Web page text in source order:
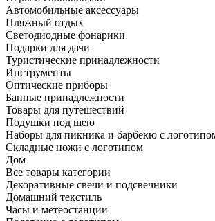
Автомобильные аксессуары
Пляжный отдых
Светодиодные фонарики
Подарки для дачи
Туристические принадлежности
Инструменты
Оптические приборы
Банные принадлежности
Товары для путешествий
Подушки под шею
Наборы для пикника и барбекю с
Складные ножи с логотипом
Дом
Все товары категории
Декоративные свечи и подсвечники
Домашний текстиль
Часы и метеостанции